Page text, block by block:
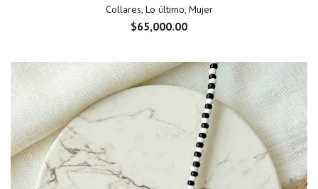
Collares, Lo último, Mujer
$65,000.00